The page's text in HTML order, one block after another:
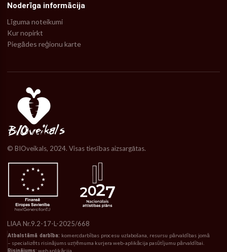
Noderīga informācija
Līguma noteikumi
Kur nopirkt
Piegādes reģionu karte
© BIOveikals, 2024. Visas tiesības aizsargātas.
LIAA Nr.9.2-17-L-2025/668
Atbalstāmā darbība: komercdarbības procesu uzlabošana, resursu pārvaldības jomā
– specializēts risinājums uzņēmuma kurjera web-aplikācija pasūtījumu pārvaldībai.
web aplikācija.